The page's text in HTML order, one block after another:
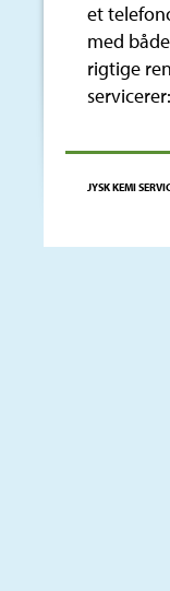
et
med
rigtige
JYSK KEMI